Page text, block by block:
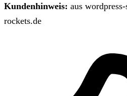
Kundenhinweis: aus
rockets.de